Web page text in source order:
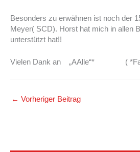
Besonders zu erwähnen ist noch der
Meyer( SCD). Horst hat mich in allen
unterstützt hat!!
Vielen Dank an „AAlle“* (
← Vorheriger Beitrag